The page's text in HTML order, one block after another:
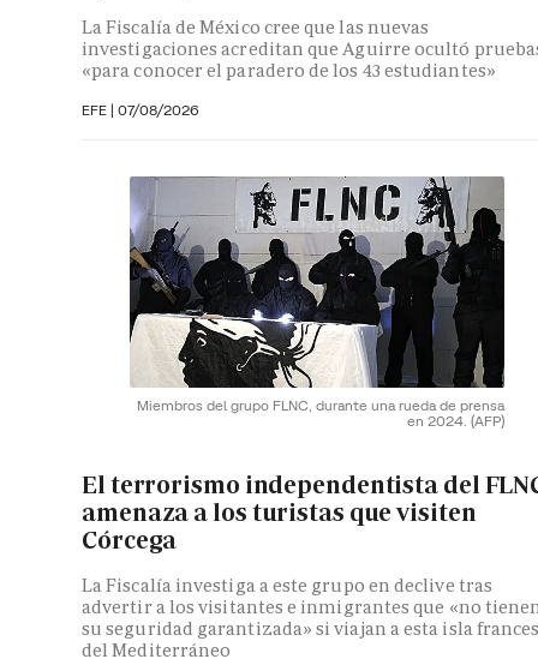
La Fiscalía de México cree que las nuevas
investigaciones acreditan que Aguirre ocultó
«para conocer el paradero de los 43 estudiantes»
EFE | 07/08/2026
Miembros del grupo FLNC, durante una rueda de prensa
en 2024. (AFP)
El terrorismo independentista del
amenaza a los turistas que visiten
Córcega
La Fiscalía investiga a este grupo en declive tras
advertir a los visitantes e inmigrantes que «no
su seguridad garantizada» si viajan a esta isla
del Mediterráneo